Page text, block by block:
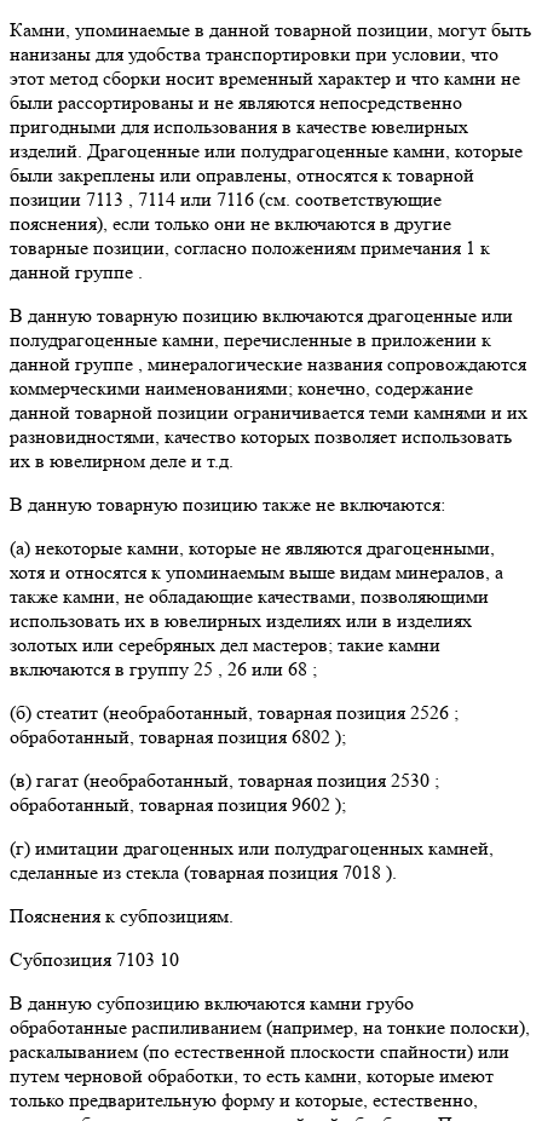
Камни, упоминаемые в данной товарной позиции, могут быть
нанизаны для удобства транспортировки при условии, что
этот метод сборки носит временный характер и что камни не
были рассортированы и не являются непосредственно
пригодными для использования в качестве ювелирных
изделий. Драгоценные или полудрагоценные камни, которые
были закреплены или оправлены, относятся к товарной
позиции 7113 , 7114 или 7116 (см. соответствующие
пояснения), если только они не включаются в другие
товарные позиции, согласно положениям примечания 1 к
данной группе .
В данную товарную позицию включаются драгоценные или
полудрагоценные камни, перечисленные в приложении к
данной группе , минералогические названия сопровождаются
коммерческими наименованиями; конечно, содержание
данной товарной позиции ограничивается теми камнями и их
разновидностями, качество которых позволяет использовать
их в ювелирном деле и т.д.
В данную товарную позицию также не включаются:
(а) некоторые камни, которые не являются драгоценными,
хотя и относятся к упоминаемым выше видам минералов, а
также камни, не обладающие качествами, позволяющими
использовать их в ювелирных изделиях или в изделиях
золотых или серебряных дел мастеров; такие камни
включаются в группу 25 , 26 или 68 ;
(б) стеатит (необработанный, товарная позиция 2526 ;
обработанный, товарная позиция 6802 );
(в) гагат (необработанный, товарная позиция 2530 ;
обработанный, товарная позиция 9602 );
(г) имитации драгоценных или полудрагоценных камней,
сделанные из стекла (товарная позиция 7018 ).
Пояснения к субпозициям.
Субпозиция 7103 10
В данную субпозицию включаются камни грубо
обработанные распиливанием (например, на тонкие полоски),
раскалыванием (по естественной плоскости спайности) или
путем черновой обработки, то есть камни, которые имеют
только предварительную форму и которые, естественно,